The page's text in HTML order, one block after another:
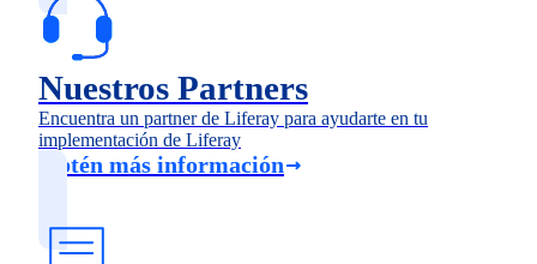
Nuestros Partners
Encuentra un partner de Liferay para ayudarte en tu
implementación de Liferay
Obtén más información